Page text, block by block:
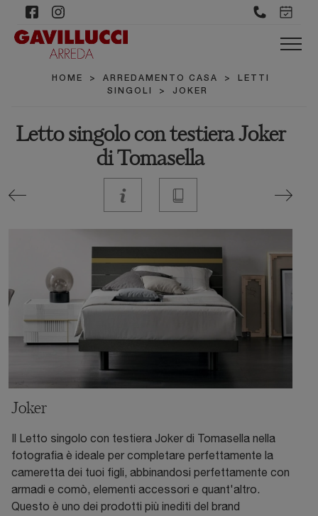
HOME > ARREDAMENTO CASA >
LETTI
SINGOLI
> JOKER
Letto singolo con testiera Joker
di Tomasella
Joker
Il Letto singolo con testiera Joker di Tomasella nella
fotografia è ideale per completare perfettamente la
cameretta dei tuoi figli, abbinandosi perfettamente con
armadi e comò, elementi accessori e quant'altro.
Questo è uno dei prodotti più inediti del brand